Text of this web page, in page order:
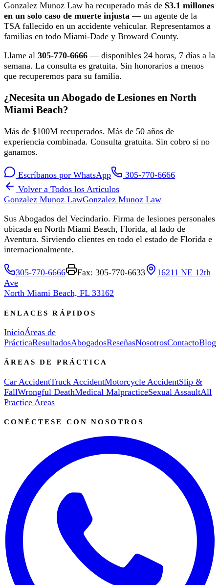
Gonzalez Munoz Law ha recuperado más de $3.1 millones
en un solo caso de muerte injusta — un agente de la
TSA fallecido en un accidente vehicular. Representamos a
familias en todo Miami-Dade y Broward County.
Llame al 305-770-6666 — disponibles 24 horas, 7 días a la
semana. La consulta es gratuita. Sin honorarios a menos
que recuperemos para su familia.
¿Necesita un Abogado de Lesiones en North
Miami Beach?
Más de $100M recuperados. Más de 50 años de
experiencia combinada. Consulta gratuita. Sin cobro si no
ganamos.
Escríbanos por WhatsApp
305-770-6666
Volver a Todos los Artículos
Gonzalez Munoz LawGonzalez Munoz Law
Sus Abogados del Vecindario. Firma de lesiones personales
ubicada en North Miami Beach, Florida, al lado de
Aventura. Sirviendo clientes en todo el estado de Florida e
internacionalmente.
305-770-6666 Fax: 305-770-6633
16211 NE 12th
Ave
North Miami Beach, FL 33162
ENLACES RÁPIDOS
InicioÁreas de
PrácticaResultadosAbogadosReseñasNosotrosContactoBlog
ÁREAS DE PRÁCTICA
Car AccidentTruck AccidentMotorcycle AccidentSlip &
FallWrongful DeathMedical MalpracticeSexual AssaultAll
Practice Areas
CONÉCTESE CON NOSOTROS